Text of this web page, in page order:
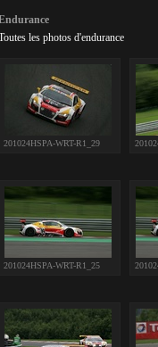
les photos d'endurance
201024HSPA-WRT-R1_29
201024HSPA-WRT-R1_25